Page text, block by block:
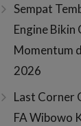
Sempat
Engine Bikin
Momentum
2026
Last Corner
FA Wibowo